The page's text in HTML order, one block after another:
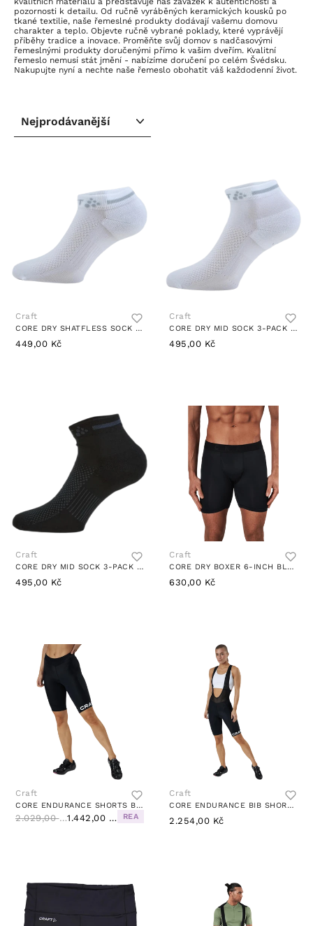
pozornosti k detailu. Od ručně vyráběných keramických kousků po
tkané textilie, naše řemeslné produkty dodávají vašemu domovu
charakter a teplo. Objevte ručně vybrané poklady, které vyprávějí
příběhy tradice a inovace. Proměňte svůj domov s nadčasovými
řemeslnými produkty doručenými přímo k vašim dveřím. Kvalitní
řemeslo nemusí stát jmění - nabízíme doručení po celém Švédsku.
Nakupujte nyní a nechte naše řemeslo obohatit váš každodenní život.
Craft
CORE DRY SHATFLESS SOCK 3-PACK WHITE
449,00 Kč
Craft
CORE DRY MID SOCK 3-PACK WHITE
495,00 Kč
Craft
CORE DRY MID SOCK 3-PACK BLACK
495,00 Kč
Craft
CORE DRY BOXER 6-INCH BLACK
630,00 Kč
Craft
CORE ENDURANCE SHORTS BLACK
2.029,00 Kč 1.442,00 Kč REA
Craft
CORE ENDURANCE BIB SHORTS BLACK
2.254,00 Kč